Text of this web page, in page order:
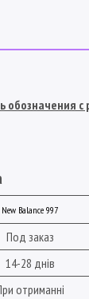
с
New Balance 997
Под заказ
14-28 днів
отриманні